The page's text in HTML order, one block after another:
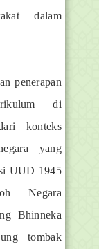
dalam
penerapan
di
konteks
yang
UUD 1945
Negara
Bhinneka
tombak